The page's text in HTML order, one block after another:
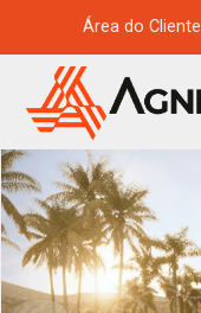
Área do Cliente